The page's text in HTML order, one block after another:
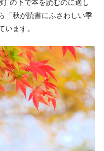
灯 の下で本を読むのに適し
「秋が読書にふさわしい季
います。